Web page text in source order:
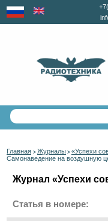
Главная > Журналы > «Успехи
Самонаведение на воздушную
Журнал «Успехи
Статья в номере: